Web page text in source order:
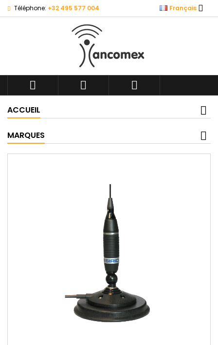
Téléphone: +32 495 577 004 Français 
  
ACCUEIL
MARQUES